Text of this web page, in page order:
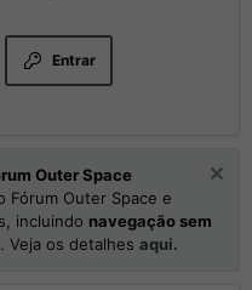
Entrar
Outer Space
Fórum Outer Space e
incluindo navegação sem
. Veja os detalhes aqui.